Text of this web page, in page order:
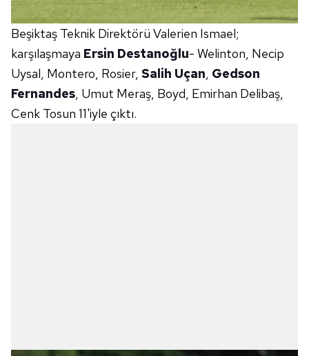
Beşiktaş Teknik Direktörü Valerien Ismael;
karşılaşmaya Ersin Destanoğlu- Welinton, Necip
Uysal, Montero, Rosier, Salih Uçan, Gedson
Fernandes, Umut Meraş, Boyd, Emirhan Delibaş,
Cenk Tosun 11'iyle çıktı.